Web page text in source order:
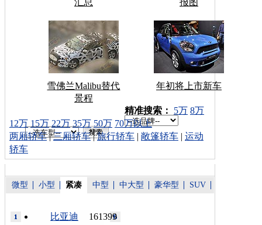
汇总
报图
雪佛兰Malibu替代
景程
年初将上市新车
车型搜索：
精准搜索： 5万 8万
12万 15万 22万 35万 50万 70万以上
两厢轿车|三厢轿车|旅行轿车 | 敞篷轿车 | 运动
轿车
微型 小型 紧凑 中型 中大型 豪华型 SUV
161399
比亚迪